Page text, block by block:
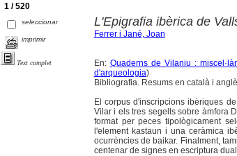
1 / 520
seleccionar
imprimir
Text complet
L'Epigrafia ibèrica de
Ferrer i Jané, Joan
En: Quaderns de Vilaniu :
d'arqueologia)
Bibliografia. Resums en català i
El corpus d'inscripcions ibèriques
Vilar i els tres segells sobre àmfora
format per peces tipològicament
l'element kastaun i una ceràmica
ocurrències de baikar. Finalment,
centenar de signes en escriptura